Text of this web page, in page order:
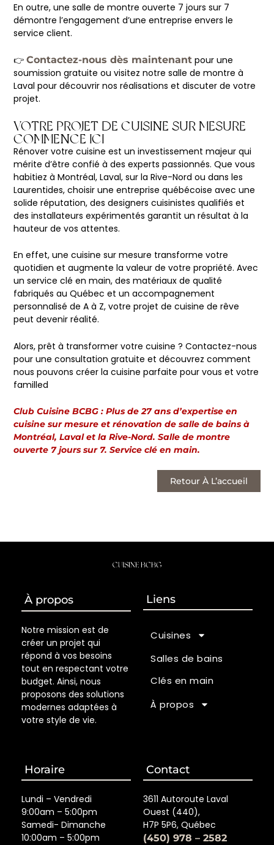
En outre, une salle de montre ouverte 7 jours sur 7
démontre l’engagement d’une entreprise envers le
service client.
👉Contactez-nous dès maintenant pour une
soumission gratuite ou visitez notre salle de montre à
Laval pour découvrir nos réalisations et discuter de votre
projet.
VOTRE PROJET DE CUISINE SUR MESURE
COMMENCE ICI
Rénover votre cuisine est un investissement majeur qui
mérite d’être confié à des experts passionnés. Que vous
habitiez à Montréal, Laval, sur la Rive-Nord ou dans les
Laurentides, choisir une entreprise québécoise avec une
solide réputation, des designers cuisinistes qualifiés et
des installateurs expérimentés garantit un résultat à la
hauteur de vos attentes.
En effet, une cuisine sur mesure transforme votre
quotidien et augmente la valeur de votre propriété. Avec
un service clé en main, des matériaux de qualité
fabriqués au Québec et un accompagnement
personnalisé de A à Z, votre projet de cuisine de rêve
peut devenir réalité.
Alors, prêt à transformer votre cuisine ? Contactez-nous
pour une consultation gratuite et découvrez comment
nous pouvons créer la cuisine parfaite pour vous et votre
familled
Club Cuisine BCBG : Plus de 27 ans d’expertise en
cuisine sur mesure et rénovation de salle de bains à
Montréal, Laval et la Rive-Nord. Salle de montre
ouverte 7 jours sur 7. Service clé en main.
Retour À L’accueil
À propos
Notre mission est de
créer un projet qui
répond à vos besoins
tout en respectant votre
budget. Ainsi, nous
proposons des solutions
modernes adaptées à
votre style de vie.
Liens
Cuisines
Salles de bains
Clés en main
À propos
Horaire
Lundi – Vendredi
9:00am – 5:00pm
Samedi- Dimanche
10:00am – 5:00pm
Contact
3611 Autoroute Laval
Ouest (440),
H7P 5P6, Québec
(450) 978 – 2582